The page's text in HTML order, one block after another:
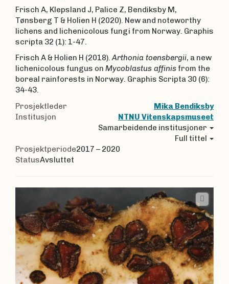
Frisch A, Klepsland J, Palice Z, Bendiksby M,
Tønsberg T & Holien H (2020). New and noteworthy
lichens and lichenicolous fungi from Norway. Graphis
scripta 32 (1): 1-47.
Frisch A & Holien H (2018).Arthonia toensbergii, a new
lichenicolous fungus on Mycoblastus affinis from the
boreal rainforests in Norway. Graphis Scripta 30 (6):
34-43.
Prosjektleder
Mika Bendiksby
Institusjon
NTNU Vitenskapsmuseet
Samarbeidende institusjoner
Full tittel
Prosjektperiode2017 – 2020
StatusAvsluttet